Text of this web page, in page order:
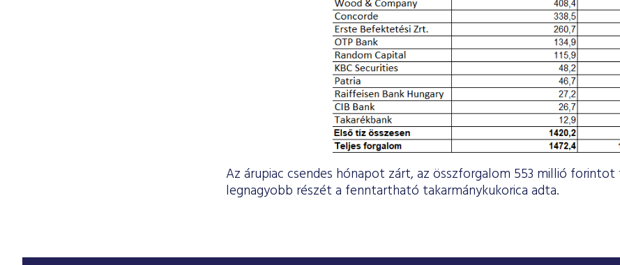
Az árupiac csendes hónapot zárt, az összforgalom 553 millió
legnagyobb részét a fenntartható takarmánykukorica adta.